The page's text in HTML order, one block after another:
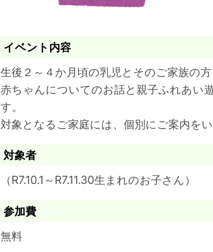
イベント内容
生後２～４か月頃の乳児とそのご家族の
赤ちゃんについてのお話と親子ふれあい
す。
対象となるご家庭には、個別にご案内をい
対象者
（R7.10.1～R7.11.30生まれのお子さん）
参加費
無料